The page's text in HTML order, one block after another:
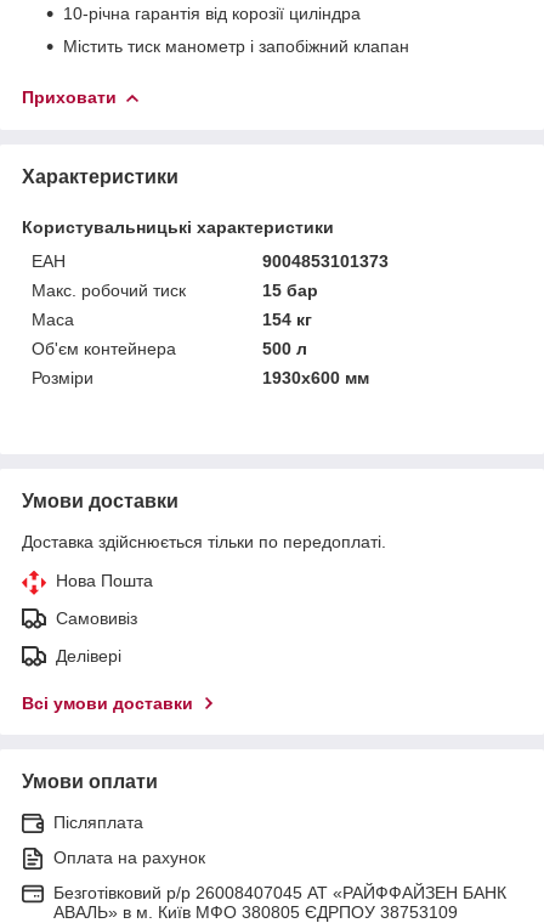
10-річна гарантія від корозії циліндра
Містить тиск манометр і запобіжний клапан
Приховати
Характеристики
Користувальницькі характеристики
ЕАН
9004853101373
Макс. робочий тиск
15 бар
Маса
154 кг
Об'єм контейнера
500 л
Розміри
1930x600 мм
Умови доставки
Доставка здійснюється тільки по передоплаті.
Нова Пошта
Самовивіз
Делівері
Всі умови доставки
Умови оплати
Післяплата
Оплата на рахунок
Безготівковий р/р 26008407045 АТ «РАЙФФАЙЗЕН БАНК
АВАЛЬ» в м. Київ МФО 380805 ЄДРПОУ 38753109